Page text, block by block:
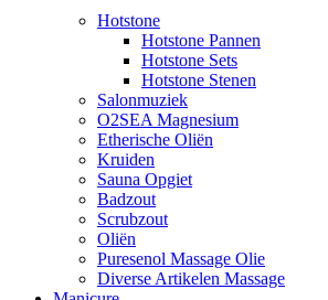
Hotstone
Hotstone Pannen
Hotstone Sets
Hotstone Stenen
Salonmuziek
O2SEA Magnesium
Etherische Oliën
Kruiden
Sauna Opgiet
Badzout
Scrubzout
Oliën
Puresenol Massage Olie
Diverse Artikelen Massage